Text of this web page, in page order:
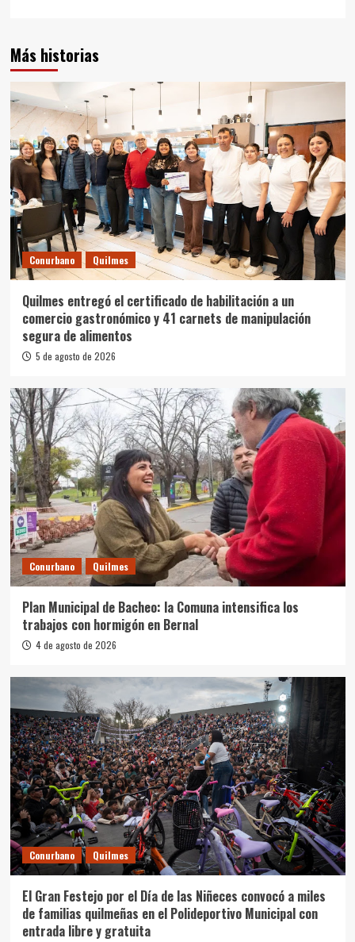
Más historias
Conurbano Quilmes
Quilmes entregó el certificado de habilitación a un
comercio gastronómico y 41 carnets de manipulación
segura de alimentos
5 de agosto de 2026
Conurbano Quilmes
Plan Municipal de Bacheo: la Comuna intensifica los
trabajos con hormigón en Bernal
4 de agosto de 2026
Conurbano Quilmes
El Gran Festejo por el Día de las Niñeces convocó a miles
de familias quilmeñas en el Polideportivo Municipal con
entrada libre y gratuita